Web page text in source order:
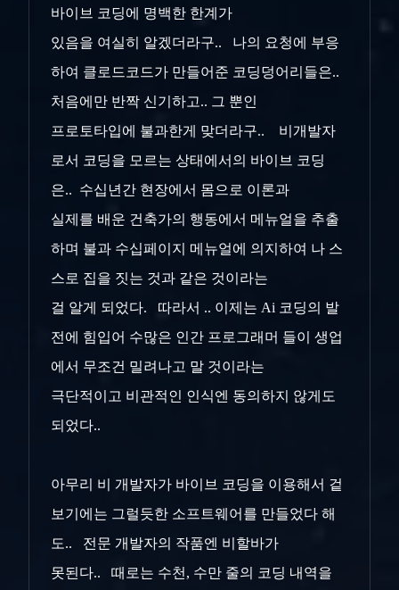
바이브 코딩에 명백한 한계가
있음을 여실히 알겠더라구.. 나의 요청에 부응
하여 클로드코드가 만들어준 코딩덩어리들은..
처음에만 반짝 신기하고.. 그 뿐인
프로토타입에 불과한게 맞더라구.. 비개발자
로서 코딩을 모르는 상태에서의 바이브 코딩
은.. 수십년간 현장에서 몸으로 이론과
실제를 배운 건축가의 행동에서 메뉴얼을 추출
하며 불과 수십페이지 메뉴얼에 의지하여 나 스
스로 집을 짓는 것과 같은 것이라는
걸 알게 되었다. 따라서 .. 이제는 Ai 코딩의 발
전에 힘입어 수많은 인간 프로그래머 들이 생업
에서 무조건 밀려나고 말 것이라는
극단적이고 비관적인 인식엔 동의하지 않게도
되었다..
아무리 비 개발자가 바이브 코딩을 이용해서 겉
보기에는 그럴듯한 소프트웨어를 만들었다 해
도.. 전문 개발자의 작품엔 비할바가
못된다.. 때로는 수천, 수만 줄의 코딩 내역을